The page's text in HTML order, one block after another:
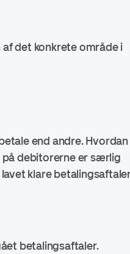
det konkrete område i
end andre. Hvordan
debitorerne er særlig
klare
betalingsaftaler.